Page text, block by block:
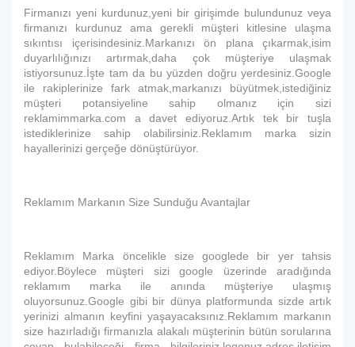
Firmanızı yeni kurdunuz,yeni bir girişimde bulundunuz veya
firmanızı kurdunuz ama gerekli müşteri kitlesine ulaşma
sıkıntısı içerisindesiniz.Markanızı ön plana çıkarmak,isim
duyarlılığınızı artırmak,daha çok müşteriye ulaşmak
istiyorsunuz.İşte tam da bu yüzden doğru yerdesiniz.Google
ile rakiplerinize fark atmak,markanızı büyütmek,istediğiniz
müşteri potansiyeline sahip olmanız için sizi
reklamimmarka.com a davet ediyoruz.Artık tek bir tuşla
istediklerinize sahip olabilirsiniz.Reklamım marka sizin
hayallerinizi gerçeğe dönüştürüyor.
Reklamım Markanın Size Sunduğu Avantajlar
Reklamım Marka öncelikle size googlede bir yer tahsis
ediyor.Böylece müşteri sizi google üzerinde aradığında
reklamım marka ile anında müşteriye ulaşmış
oluyorsunuz.Google gibi bir dünya platformunda sizde artık
yerinizi almanın keyfini yaşayacaksınız.Reklamım markanın
size hazırladığı firmanızla alakalı müşterinin bütün sorularına